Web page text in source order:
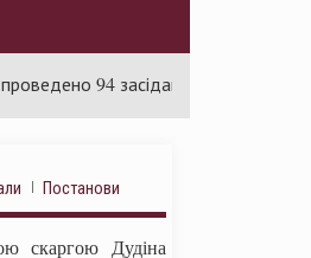
94 засідання та ухвалено 85 актів
Постанови
скаргою Дудіна